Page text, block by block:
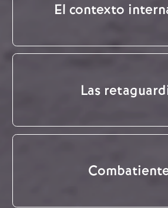
El contexto
Las